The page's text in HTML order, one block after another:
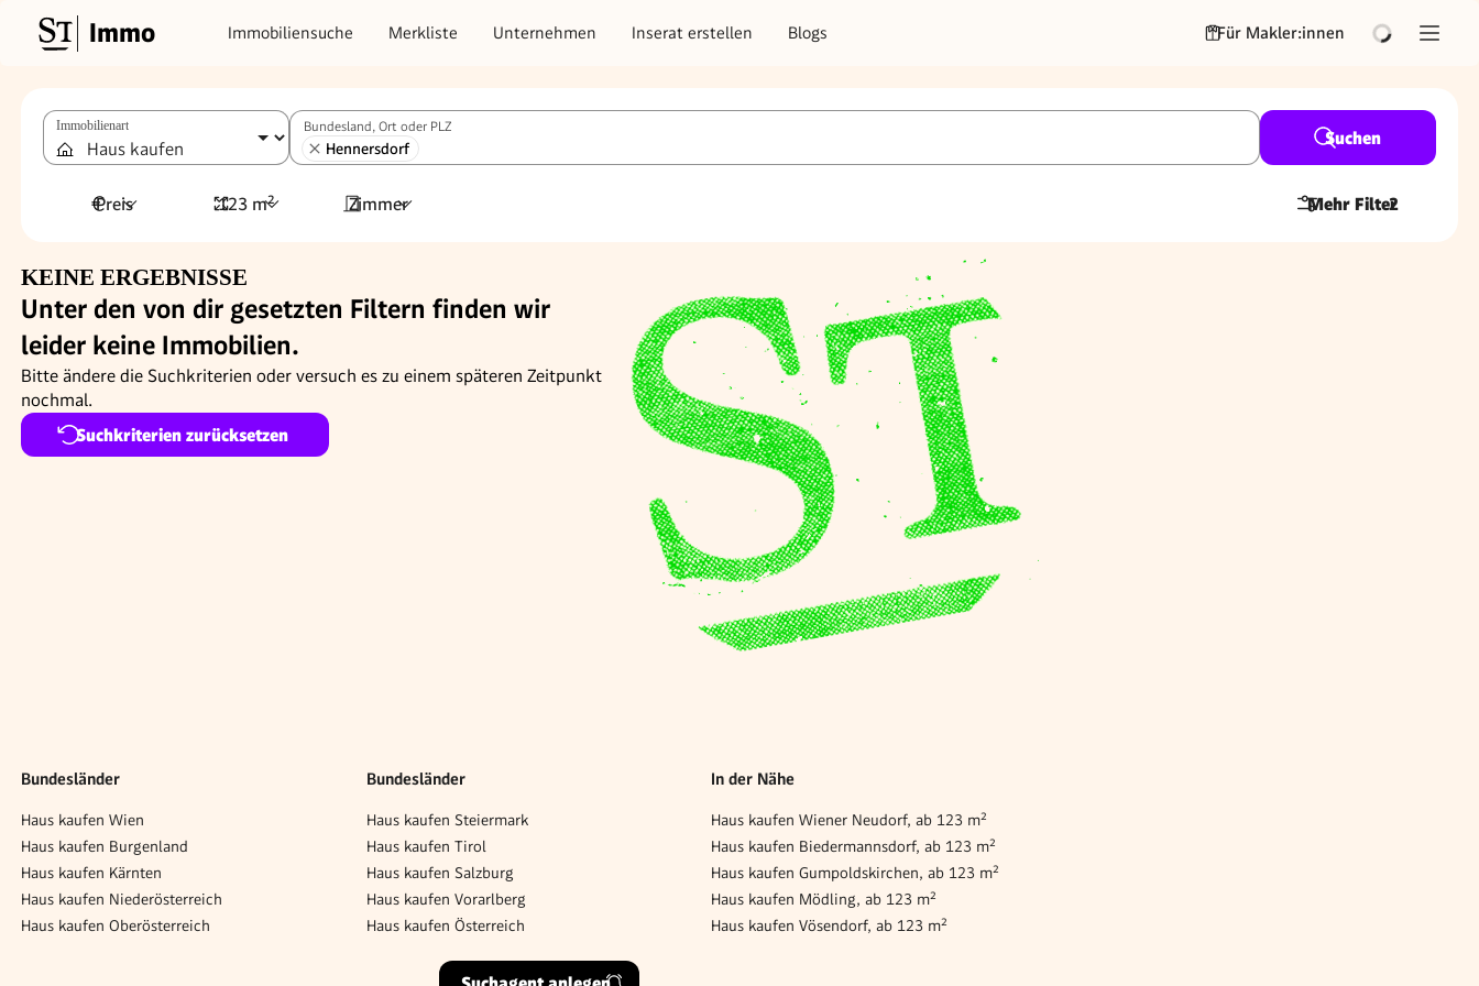
Immo Immobiliensuche Merkliste Unternehmen Inserat erstellen Blogs Für Makler:innen
Immobilienart Bundesland, Ort oder PLZ
Hennersdorf
Suchen
Preis 123 m² Zimmer Mehr Filter
2
KEINE ERGEBNISSE
Unter den von dir gesetzten Filtern finden wir
leider keine Immobilien.
Bitte ändere die Suchkriterien oder versuch es zu einem späteren Zeitpunkt
nochmal.
Suchkriterien zurücksetzen
Bundesländer
Haus kaufen Wien
Haus kaufen Burgenland
Haus kaufen Kärnten
Haus kaufen Niederösterreich
Haus kaufen Oberösterreich
Bundesländer
Haus kaufen Steiermark
Haus kaufen Tirol
Haus kaufen Salzburg
Haus kaufen Vorarlberg
Haus kaufen Österreich
In der Nähe
Haus kaufen Wiener Neudorf, ab 123 m²
Haus kaufen Biedermannsdorf, ab 123 m²
Haus kaufen Gumpoldskirchen, ab 123 m²
Haus kaufen Mödling, ab 123 m²
Haus kaufen Vösendorf, ab 123 m²